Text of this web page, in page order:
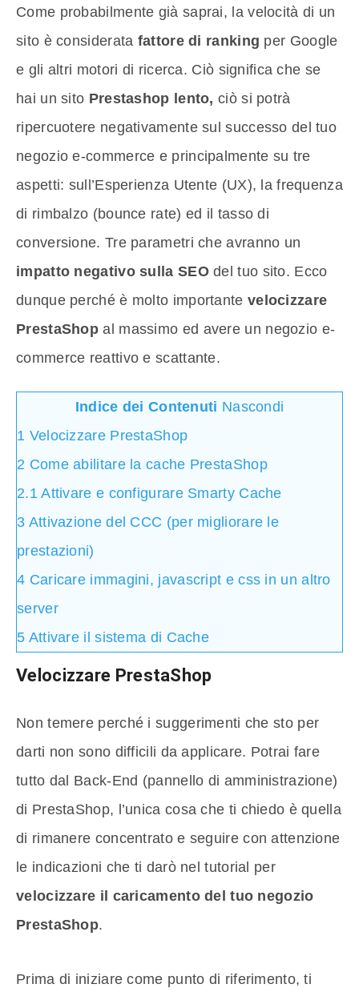
Come probabilmente già saprai, la velocità di un
sito è considerata fattore di ranking per Google
e gli altri motori di ricerca. Ciò significa che se
hai un sito Prestashop lento, ciò si potrà
ripercuotere negativamente sul successo del tuo
negozio e-commerce e principalmente su tre
aspetti: sull’Esperienza Utente (UX), la frequenza
di rimbalzo (bounce rate) ed il tasso di
conversione. Tre parametri che avranno un
impatto negativo sulla SEOdel tuo sito. Ecco
dunque perché è molto importante velocizzare
PrestaShop al massimo ed avere un negozio e-
commerce reattivo e scattante.
Indice dei Contenuti Nascondi
1 Velocizzare PrestaShop
2 Come abilitare la cache PrestaShop
2.1 Attivare e configurare Smarty Cache
3 Attivazione del CCC (per migliorare le
prestazioni)
4 Caricare immagini, javascript e css in un altro
server
5 Attivare il sistema di Cache
Velocizzare PrestaShop
Non temere perché i suggerimenti che sto per
darti non sono difficili da applicare. Potrai fare
tutto dal Back-End (pannello di amministrazione)
di PrestaShop, l’unica cosa che ti chiedo è quella
di rimanere concentrato e seguire con attenzione
le indicazioni che ti darò nel tutorial per
velocizzare il caricamento del tuo negozio
PrestaShop.
Prima di iniziare come punto di riferimento, ti